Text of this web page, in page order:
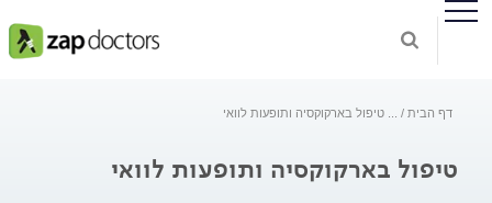
דף הבית טיפול בארקוקסיה ותופעות לוואי
טיפול בארקוקסיה ותופעות לוואי